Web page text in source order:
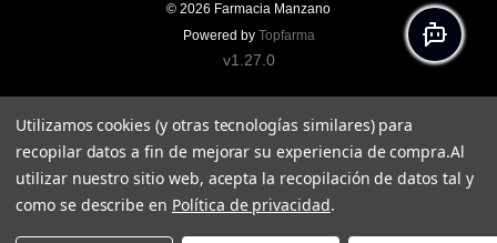
© 2026 Farmacia Manzano
Powered by Topfarma
v1.27.0
Utilizamos cookies (y otras tecnologías similares) para
recopilar datos a fin de mejorar su experiencia de compra.Al
utilizar nuestro sitio web, acepta la recopilación de datos tal y
como se describe en Política de privacidad.